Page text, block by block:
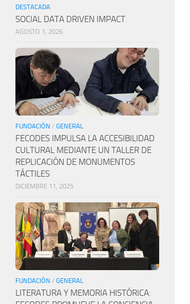
DESTACADA
SOCIAL DATA DRIVEN IMPACT
AGOSTO 1, 2026
FUNDACIÓN / GENERAL
FECODES IMPULSA LA ACCESIBILIDAD
CULTURAL MEDIANTE UN TALLER DE
REPLICACIÓN DE MONUMENTOS
TÁCTILES
DICIEMBRE 11, 2025
FUNDACIÓN / GENERAL
LITERATURA Y MEMORIA HISTÓRICA: